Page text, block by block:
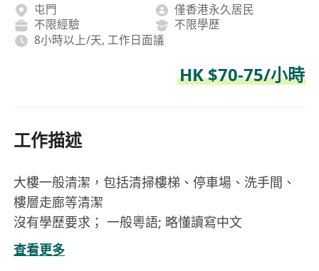
屯門
僅香港永久居民
不限經驗
不限學歷
8小時以上/天, 工作日面議
HK $70-75/小時
工作描述
大樓一般清潔，包括清掃樓梯、停車場、洗手間、
樓層走廊等清潔
沒有學歷要求； 一般粵語; 略懂讀寫中文
-上午8時至下午5時
-最多3天上班(星期六、日及公眾假期不用上班)
查看更多